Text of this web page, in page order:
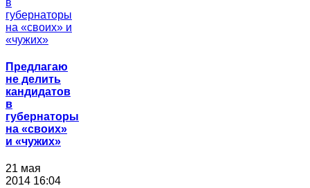
Предлагаю
не делить
кандидатов
в
губернаторы
на «своих»
и «чужих»
21 мая
2014 16:04